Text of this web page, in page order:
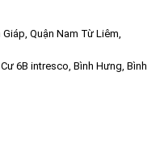
Quận Nam Từ Liêm,
6B intresco, Bình Hưng, Bình